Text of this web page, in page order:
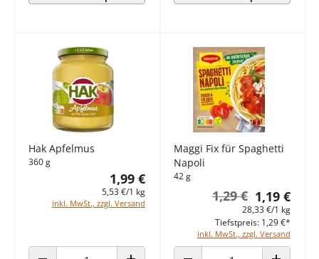
Hak Apfelmus
360 g
1,99 €
5,53 €/1 kg
inkl. MwSt., zzgl. Versand
Maggi Fix für Spaghetti
Napoli
42 g
1,19 €
1,29 €
28,33 €/1 kg
inkl. MwSt., zzgl. Versand
Tiefstpreis: 1,29 €*